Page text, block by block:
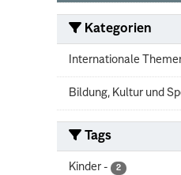
Kategorien
Internationale
Bildung, Kultur und
Tags
Kinder - 2